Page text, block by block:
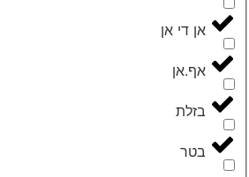
‮אן די אן‬
‮אף.אן‬
‮בזלת‬
‮בטר‬